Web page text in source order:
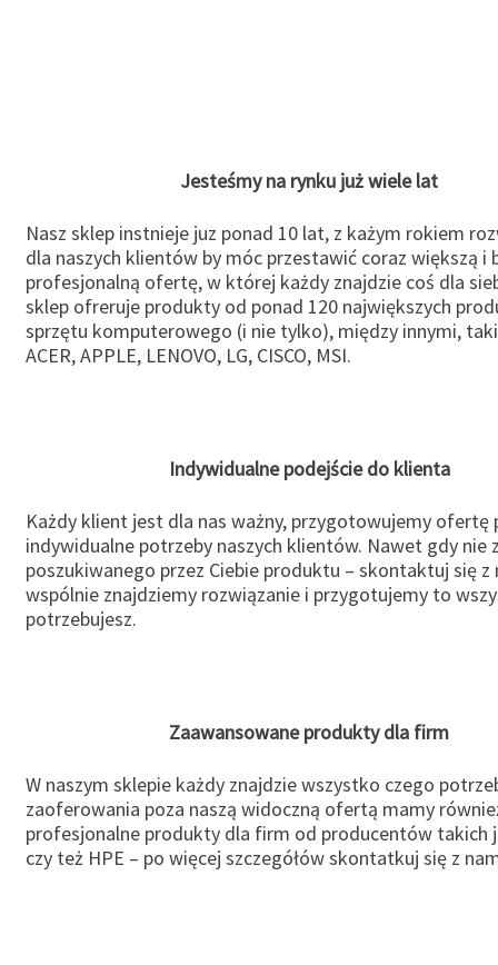
Jesteśmy na rynku już wiele lat
Nasz sklep instnieje juz ponad 10 lat, z każym rokiem
dla naszych klientów by móc przestawić coraz większą i
profesjonalną ofertę, w której każdy znajdzie coś dla
sklep ofreruje produkty od ponad 120 największych
sprzętu komputerowego (i nie tylko), między innymi,
ACER, APPLE, LENOVO, LG, CISCO, MSI.
Indywidualne podejście do klienta
Każdy klient jest dla nas ważny, przygotowujemy ofertę
indywidualne potrzeby naszych klientów. Nawet gdy nie
poszukiwanego przez Ciebie produktu – skontaktuj się z
wspólnie znajdziemy rozwiązanie i przygotujemy to
potrzebujesz.
Zaawansowane produkty dla firm
W naszym sklepie każdy znajdzie wszystko czego
zaoferowania poza naszą widoczną ofertą mamy
profesjonalne produkty dla firm od producentów takich
czy też HPE – po więcej szczegółów skontatkuj się z